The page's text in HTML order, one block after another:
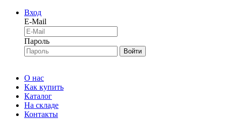
Вход
E-Mail
Пароль
Войти
О нас
Как купить
Каталог
На складе
Контакты